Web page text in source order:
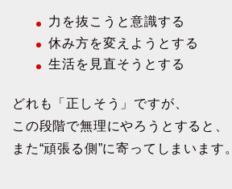
力を抜こうと意識する
休み方を変えようとする
生活を見直そうとする
どれも「正しそう」ですが、
この段階で無理にやろうとすると、
また“頑張る側”に寄ってしまいます。